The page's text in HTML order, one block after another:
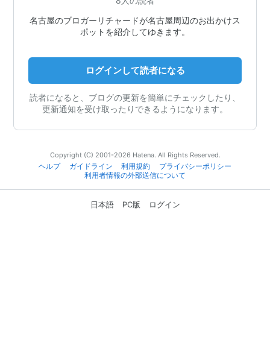
名古屋のブロガーリチャードが名古屋周辺のお出かけス
ポットを紹介してゆきます。
ログインして読者になる
読者になると、ブログの更新を簡単にチェックしたり、
更新通知を受け取ったりできるようになります。
Copyright (C) 2001-2026 Hatena. All Rights Reserved.
ヘルプ
ガイドライン 利用規約
プライバシーポリシー
利用者情報の外部送信について
日本語 PC版 ログイン